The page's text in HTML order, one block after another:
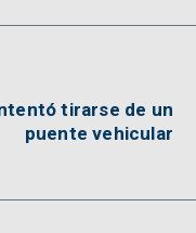
tirarse de un
puente vehicular